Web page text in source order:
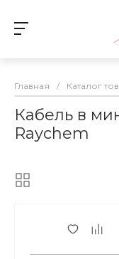
Главная / Каталог
Кабель в
Raychem